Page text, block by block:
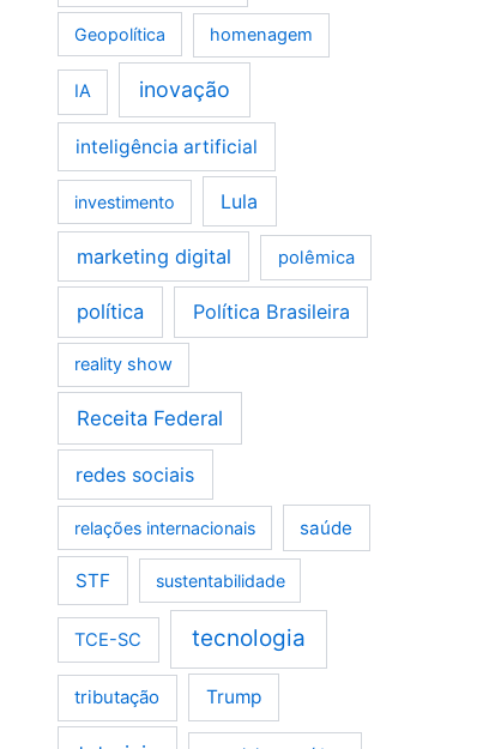
Geopolítica homenagem
IA inovação
inteligência artificial
investimento Lula
marketing digital polêmica
política Política Brasileira
reality show
Receita Federal
redes sociais
relações internacionais saúde
STF sustentabilidade
TCE-SC tecnologia
tributação Trump